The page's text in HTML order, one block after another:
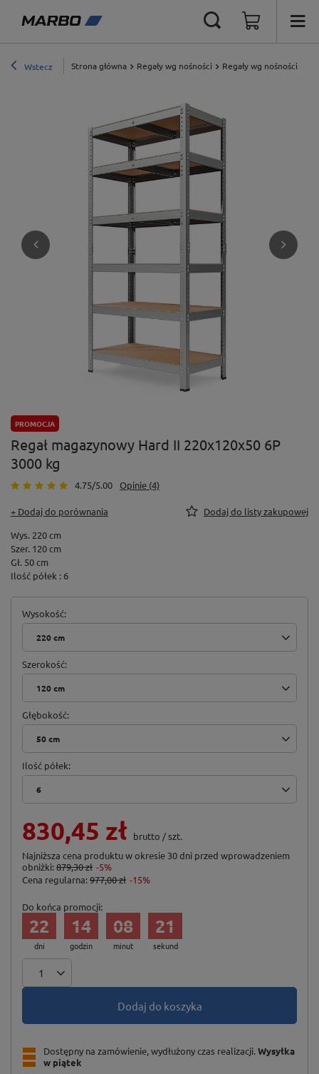
Wstecz Strona główna Regały wg nośności Regały wg nośności półki
PROMOCJA
Regał magazynowy Hard II 220x120x50 6P
3000 kg
4.75/5.00 Opinie (4)
+ Dodaj do porównania
Dodaj do listy zakupowej
Wys. 220 cm
Szer. 120 cm
Gł. 50 cm
Ilość półek : 6
Wysokość
220 cm
Szerokość
120 cm
Głębokość
50 cm
Ilość półek
6
830,45 zł brutto /szt.
Najniższa cena produktu w okresie 30 dni przed wprowadzeniem
obniżki:879,30 zł -5%
Cena regularna:977,00 zł -15%
Do końca promocji:
dni
22
godzin
14
minut
08
sekund
20
Dodaj do koszyka
Dostępny na zamówienie, wydłużony czas realizacji Wysyłka
w piątek